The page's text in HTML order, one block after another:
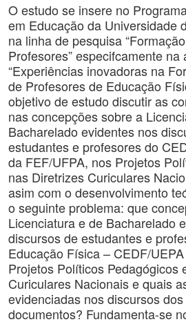
O estudo se insere no
em Educação da Universidade
na linha de pesquisa
Profesores” especifcamente
“Experiências inovadoras na
de Profesores de Educação
objetivo de estudo discutir as
nas concepções sobre a
Bacharelado evidentes nos
estudantes e profesores do
da FEF/UFPA, nos Projetos
nas Diretrizes Curiculares
asim com o desenvolvimento
o seguinte problema: que
Licenciatura e de Bacharelado
discursos de estudantes e
Educação Física – CEDF/
Projetos Políticos Pedagógicos
Curiculares Nacionais e quais
evidenciadas nos discursos
documentos? Fundamenta-se